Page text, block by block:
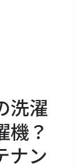
洗濯
機？
ナン